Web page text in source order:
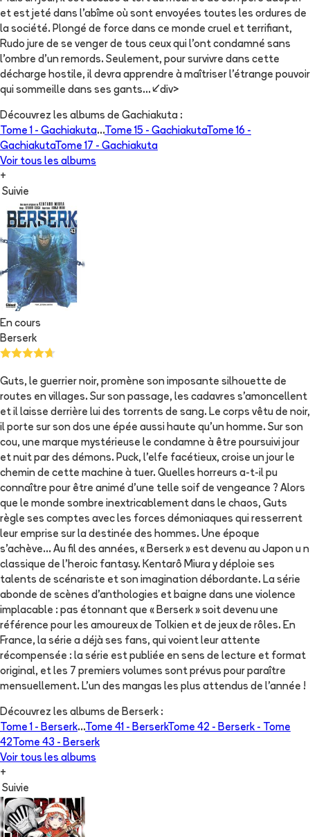
et est jeté dans l’abîme où sont envoyées toutes les ordures de
la société. Plongé de force dans ce monde cruel et terrifiant,
Rudo jure de se venger de tous ceux qui l’ont condamné sans
l’ombre d’un remords. Seulement, pour survivre dans cette
décharge hostile, il devra apprendre à maîtriser l’étrange pouvoir
qui sommeille dans ses gants...</div>
Découvrez les albums de Gachiakuta :
Tome 1 - Gachiakuta...Tome 15 - GachiakutaTome 16 -
GachiakutaTome 17 - Gachiakuta
Voir tous les albums
+
Suivie
En cours
Berserk
Guts, le guerrier noir, promène son imposante silhouette de
routes en villages. Sur son passage, les cadavres s'amoncellent
et il laisse derrière lui des torrents de sang. Le corps vêtu de noir,
il porte sur son dos une épée aussi haute qu'un homme. Sur son
cou, une marque mystérieuse le condamne à être poursuivi jour
et nuit par des démons. Puck, l'elfe facétieux, croise un jour le
chemin de cette machine à tuer. Quelles horreurs a-t-il pu
connaître pour être animé d'une telle soif de vengeance ? Alors
que le monde sombre inextricablement dans le chaos, Guts
règle ses comptes avec les forces démoniaques qui resserrent
leur emprise sur la destinée des hommes. Une époque
s'achève... Au fil des années, « Berserk » est devenu au Japon u n
classique de l'heroic fantasy. Kentarô Miura y déploie ses
talents de scénariste et son imagination débordante. La série
abonde de scènes d'anthologies et baigne dans une violence
implacable : pas étonnant que « Berserk » soit devenu une
référence pour les amoureux de Tolkien et de jeux de rôles. En
France, la série a déjà ses fans, qui voient leur attente
récompensée : la série est publiée en sens de lecture et format
original, et les 7 premiers volumes sont prévus pour paraître
mensuellement. L'un des mangas les plus attendus de l'année !
Découvrez les albums de Berserk :
Tome 1 - Berserk...Tome 41 - BerserkTome 42 - Berserk - Tome
42 Tome 43 - Berserk
Voir tous les albums
+
Suivie